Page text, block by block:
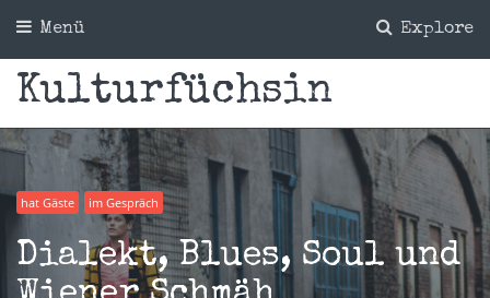
Explore
Menü
Kulturfüchsin
hat Gäste im Gespräch
Dialekt, Blues, Soul und
geht ins Theater
hat Gäste hört Musik im Gespräch
Allgemein